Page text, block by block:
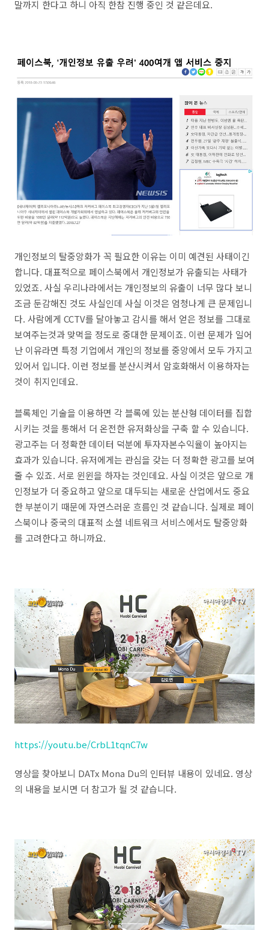
말까지 한다고 하니 아직 한참 진행 중인 것 같은데요.
개인정보의 탈중앙화가 꼭 필요한 이유는 이미 예견된 사태이긴
합니다. 대표적으로 페이스북에서 개인정보가 유출되는 사태가
있었죠. 사실 우리나라에서는 개인정보의 유출이 너무 많다 보니
조금 둔감해진 것도 사실인데 사실 이것은 엄청나게 큰 문제입니
다. 사람에게 CCTV를 달아놓고 감시를 해서 얻은 정보를 그대로
보여주는것과 맞먹을 정도로 중대한 문제이죠. 이런 문제가 일어
난 이유라면 특정 기업에서 개인의 정보를 중앙에서 모두 가지고
있어서 입니다. 이런 정보를 분산시켜서 암호화해서 이용하자는
것이 취지인데요.
블록체인 기술을 이용하면 각 블록에 있는 분산형 데이터를 집합
시키는 것을 통해서 더 온전한 유저화상을 구축 할 수 있습니다.
광고주는 더 정확한 데이터 덕분에 투자자본수익율이 높아지는
효과가 있습니다. 유저에게는 관심을 갖는 더 정확한 광고를 보여
줄 수 있죠. 서로 윈윈을 하자는 것인데요. 사실 이것은 앞으로 개
인정보가 더 중요하고 앞으로 대두되는 새로운 산업에서도 중요
한 부분이기 때문에 자연스러운 흐름인 것 같습니다. 실제로 페이
스북이나 중국의 대표적 소셜 네트워크 서비스에서도 탈중앙화
를 고려한다고 하니까요.
https://youtu.be/CrbL1tqnC7w
영상을 찾아보니 DATx Mona Du의 인터뷰 내용이 있네요. 영상
의 내용을 보시면 더 참고가 될 것 같습니다.